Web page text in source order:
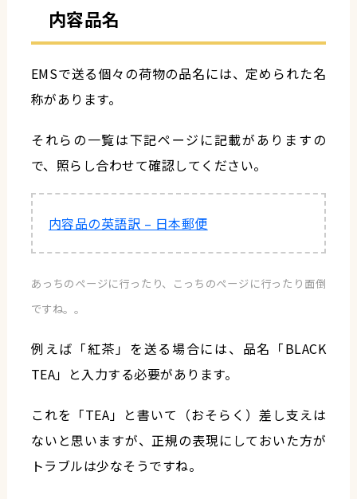
内容品名
EMSで送る個々の荷物の品名には、定められた名
称があります。
それらの一覧は下記ページに記載がありますの
で、照らし合わせて確認してください。
内容品の英語訳 – 日本郵便
あっちのページに行ったり、こっちのページに行ったり面倒
ですね。。
例えば「紅茶」を送る場合には、品名「BLACK
TEA」と入力する必要があります。
これを「TEA」と書いて（おそらく）差し支えは
ないと思いますが、正規の表現にしておいた方が
トラブルは少なそうですね。